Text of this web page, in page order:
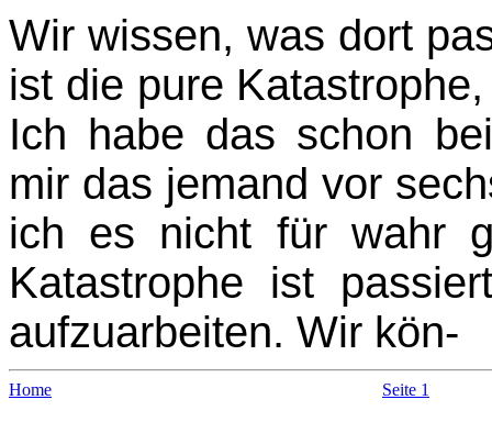
Wir wissen, was dort
ist die pure
Ich habe das schon
mir das jemand vor
ich es nicht für wahr
Katastrophe ist
aufzuarbeiten. Wir kön-
Home Seite 1